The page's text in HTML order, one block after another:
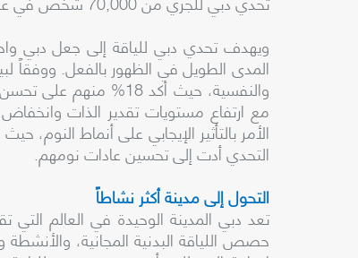
ويهدف تحدي دبي للياقة إلى جعل دبي
المدى الطويل في الظهور بالفعل. ووفقاً
التحدي أدت إلى تحسين عادات نومهم.
التحول إلى مدينة أكثر نشاطاً
تعد دبي المدينة الوحيدة في العالم
حصص اللياقة البدنية المجانية،